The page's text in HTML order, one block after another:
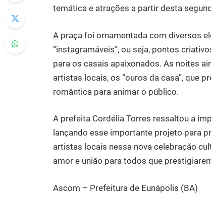
temática e atrações a partir desta
A praça foi ornamentada com diversos
“instagramáveis”, ou seja, pontos
para os casais apaixonados. As noites
artistas locais, os “ouros da casa”, que
romântica para animar o público.
A prefeita Cordélia Torres ressaltou a
lançando esse importante projeto para
artistas locais nessa nova celebração
amor e união para todos que
Ascom – Prefeitura de Eunápolis (BA)